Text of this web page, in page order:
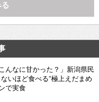
る
んなに甘かった？」新潟県民
いほど食べる”極上えだまめ
で実食